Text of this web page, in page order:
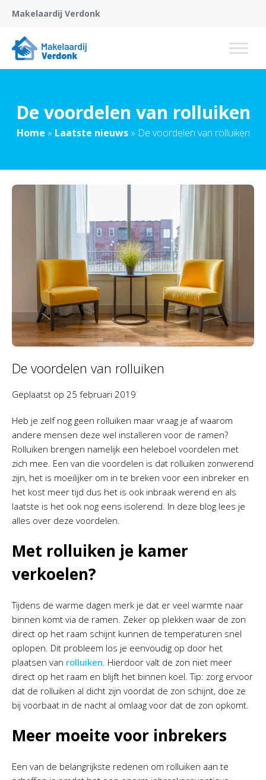
Makelaardij Verdonk
De voordelen van rolluiken
Home » Laatste nieuws» De voordelen van rolluiken
De voordelen van rolluiken
Geplaatst op 25 februari 2019
Heb je zelf nog geen rolluiken maar vraag je af waarom
andere mensen deze wel installeren voor de ramen?
Rolluiken brengen namelijk een heleboel voordelen met
zich mee. Een van die voordelen is dat rolluiken zonwerend
zijn, het is moeilijker om in te breken voor een inbreker en
het kost meer tijd dus het is ook inbraak werend en als
laatste is het ook nog eens isolerend. In deze blog lees je
alles over deze voordelen.
Met rolluiken je kamer
verkoelen?
Tijdens de warme dagen merk je dat er veel warmte naar
binnen komt via de ramen. Zeker op plekken waar de zon
direct op het raam schijnt kunnen de temperaturen snel
oplopen. Dit probleem los je eenvoudig op door het
plaatsen van rolluiken . Hierdoor valt de zon niet meer
direct op het raam en blijft het binnen koel. Tip: zorg ervoor
dat de rolluiken al dicht zijn voordat de zon schijnt, doe ze
bij voorbaat in de nacht al omlaag voor dat de zon opkomt.
Meer moeite voor inbrekers
Een van de belangrijkste redenen om rolluiken aan te